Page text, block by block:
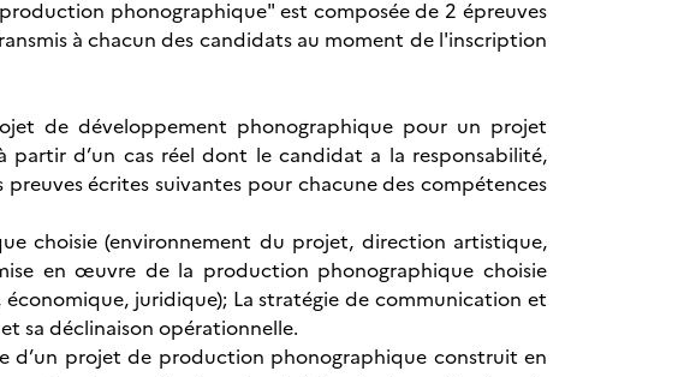
phonographique" est composée de 2 épreuves
à chacun des candidats au moment de l'inscription
de développement phonographique pour un projet
partir d’un cas réel dont le candidat a la responsabilité,
écrites suivantes pour chacune des compétences
choisie (environnement du projet, direction artistique,
en œuvre de la production phonographique choisie
juridique); La stratégie de communication et
sa déclinaison opérationnelle.
d’un projet de production phonographique construit en